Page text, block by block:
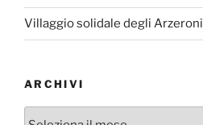
Villaggio solidale degli Arzeroni
ARCHIVI
Archivi